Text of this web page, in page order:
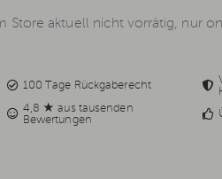
Store aktuell nicht vorrätig, nur
100 Tage Rückgaberecht
4,8 ★ aus tausenden
Bewertungen